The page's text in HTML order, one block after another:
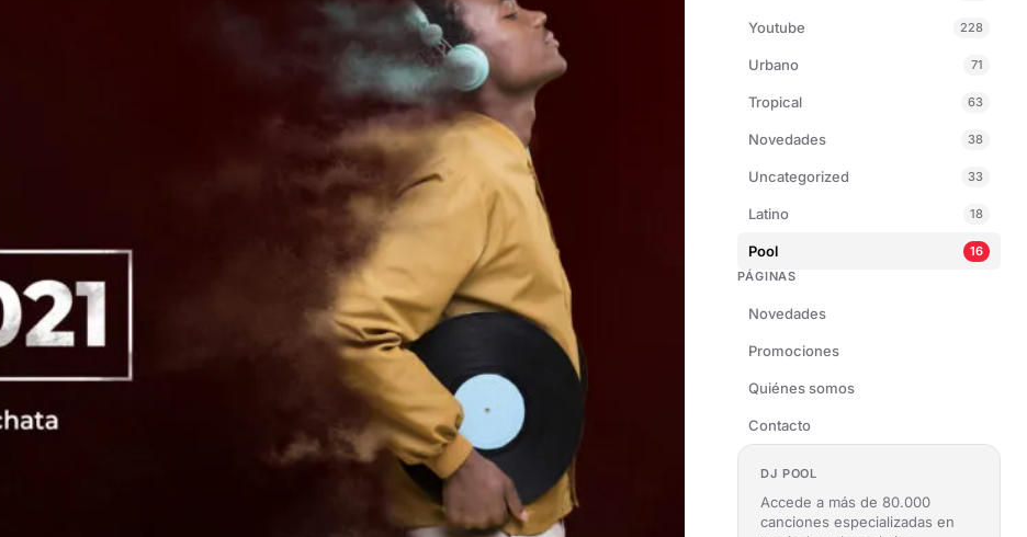
Youtube 228
Urbano 71
Tropical 63
Novedades 38
Uncategorized 33
Latino 18
Pool
16
PÁGINAS
Novedades
Promociones
Quiénes somos
Contacto
DJ POOL
Accede a más de 80.000
canciones especializadas en